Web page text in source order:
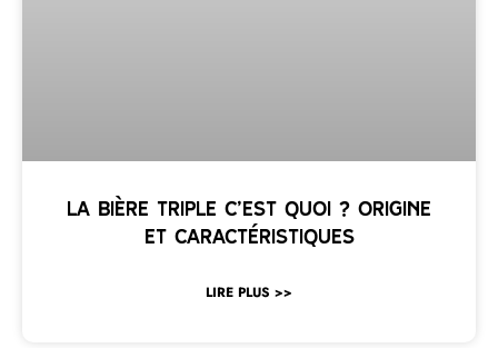
La bière triple c’est quoi ? Origine
et caractéristiques
LIRE PLUS >>